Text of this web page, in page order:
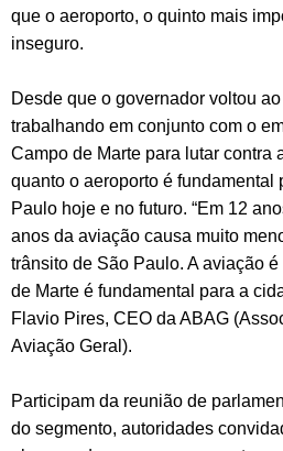
que o aeroporto, o quinto mais
inseguro.
Desde que o governador voltou
trabalhando em conjunto com o
Campo de Marte para lutar contra
quanto o aeroporto é fundamental
Paulo hoje e no futuro. “Em 12
anos da aviação causa muito
trânsito de São Paulo. A aviação
de Marte é fundamental para a
Flavio Pires, CEO da ABAG
Aviação Geral).
Participam da reunião de
do segmento, autoridades